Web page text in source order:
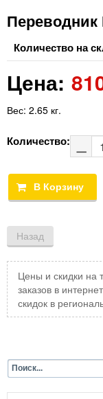
Количество на
Цена:
Вес: 2.65 кг.
Количество:
Цены и скидки на
заказов в
скидок в